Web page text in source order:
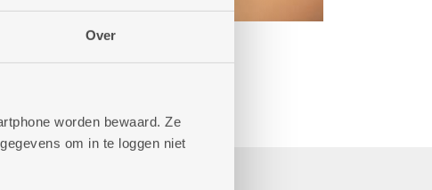
Over
worden bewaard. Ze
om in te loggen niet